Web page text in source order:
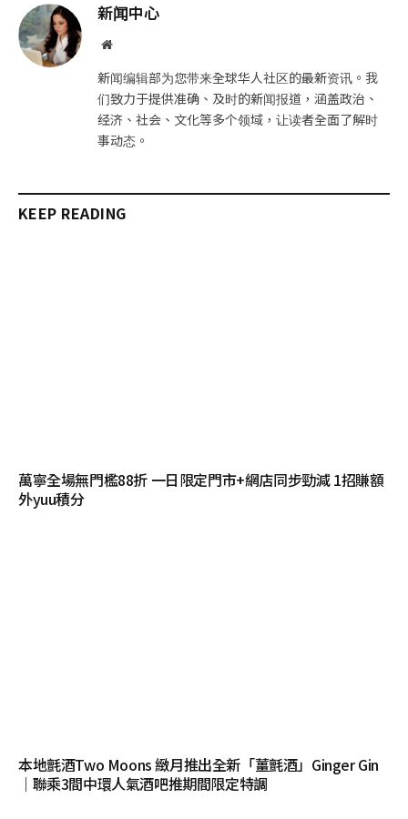
新闻中心
网
新闻编辑部为您带来全球华人社区的最新资讯。我
们致力于提供准确、及时的新闻报道，涵盖政治、
经济、社会、文化等多个领域，让读者全面了解时
事动态。
KEEP READING
萬寧全場無門檻88折 一日限定門市+網店同步勁減 1招賺額
外yuu積分
本地氈酒Two Moons 緻月推出全新「薑氈酒」Ginger Gin
｜聯乘3間中環人氣酒吧推期間限定特調